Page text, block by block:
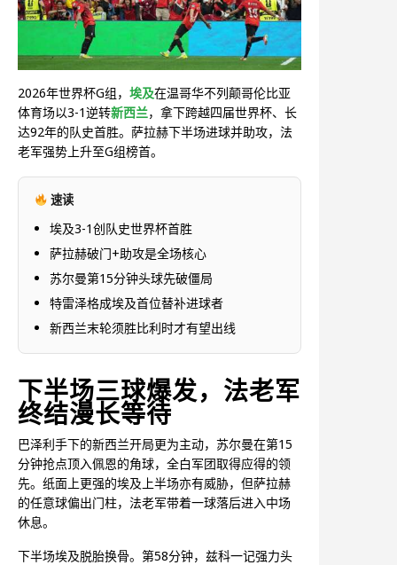
2026年世界杯G组， 埃及在温哥华不列颠哥伦比亚
体育场以3-1逆转新西兰，拿下跨越四届世界杯、长
达92年的队史首胜。萨拉赫下半场进球并助攻，法
老军强势上升至G组榜首。
速读
埃及3-1创队史世界杯首胜
萨拉赫破门+助攻是全场核心
苏尔曼第15分钟头球先破僵局
特雷泽格成埃及首位替补进球者
新西兰末轮须胜比利时才有望出线
下半场三球爆发，法老军
终结漫长等待
巴泽利手下的新西兰开局更为主动，苏尔曼在第15
分钟抢点顶入佩恩的角球，全白军团取得应得的领
先。纸面上更强的埃及上半场亦有威胁，但萨拉赫
的任意球偏出门柱，法老军带着一球落后进入中场
休息。
下半场埃及脱胎换骨。第58分钟，兹科一记强力头